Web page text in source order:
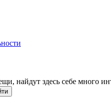
найдут здесь себе много